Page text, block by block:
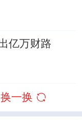
亿万财路
换一换